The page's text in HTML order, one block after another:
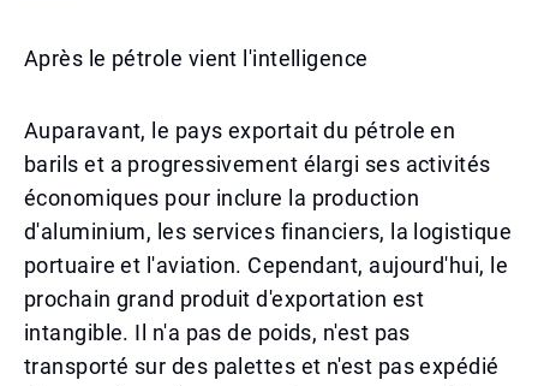
Après le pétrole vient l'intelligence
Auparavant, le pays exportait du pétrole en
barils et a progressivement élargi ses activités
économiques pour inclure la production
d'aluminium, les services financiers, la logistique
portuaire et l'aviation. Cependant, aujourd'hui, le
prochain grand produit d'exportation est
intangible. Il n'a pas de poids, n'est pas
transporté sur des palettes et n'est pas expédié